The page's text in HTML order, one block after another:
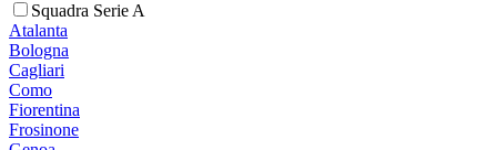
Squadra Serie A
Atalanta
Bologna
Cagliari
Como
Fiorentina
Frosinone